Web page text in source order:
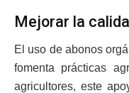
Mejorar la
El uso de abonos
fomenta prácticas
agricultores, este